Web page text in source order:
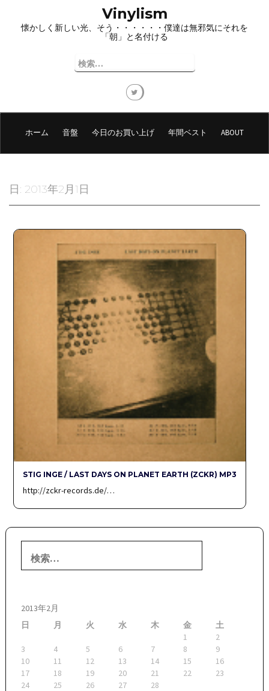
プ
Vinylism
懐かしく新しい光、そう・・・・・・僕達は無邪気にそれを
「朝」と名付ける
検
索:
ホーム 音盤 今日のお買い上げ 年間ベスト ABOUT
日: 2013年2月1日
STIG INGE / LAST DAYS ON PLANET EARTH (ZCKR) MP3
http://zckr-records.de/…
索:
2013年2月
日
月 火 水 木 金
土
1
2
3
4 5 6 7 8
9
10
11 12 13 14 15
16
17
18 19 20 21 22
23
24
25 26 27 28